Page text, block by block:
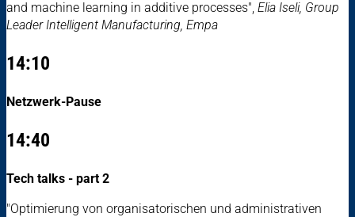
and machine learning in additive processes", Elia Iseli, Group
Leader Intelligent Manufacturing, Empa
14:10
Netzwerk-Pause
14:40
Tech talks - part 2
"Optimierung von organisatorischen und administrativen